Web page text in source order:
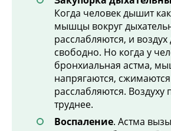
Когда человек дышит
мышцы вокруг
расслабляются, и воздух
свободно. Но когда у
бронхиальная астма,
напрягаются,
расслабляются. Воздуху
труднее.
Воспаление. Астма